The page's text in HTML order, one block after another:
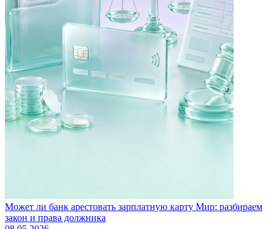
Может ли банк арестовать зарплатную карту Мир: разбираем
закон и права должника